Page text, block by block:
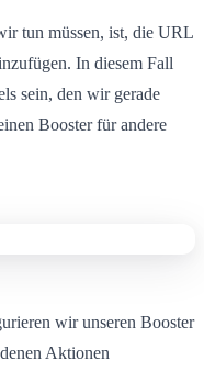
tun müssen, ist, die URL
In diesem Fall
sein, den wir gerade
Booster für andere
wir unseren Booster
Aktionen